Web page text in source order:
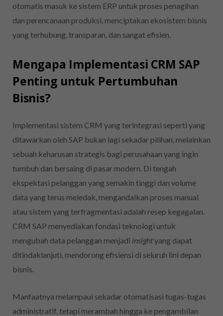
otomatis masuk ke sistem ERP untuk proses penagihan
dan perencanaan produksi, menciptakan ekosistem bisnis
yang terhubung, transparan, dan sangat efisien.
Mengapa Implementasi CRM SAP
Penting untuk Pertumbuhan
Bisnis?
Implementasi sistem CRM yang terintegrasi seperti yang
ditawarkan oleh SAP bukan lagi sekadar pilihan, melainkan
sebuah keharusan strategis bagi perusahaan yang ingin
tumbuh dan bersaing di pasar modern. Di tengah
ekspektasi pelanggan yang semakin tinggi dan volume
data yang terus meledak, mengandalkan proses manual
atau sistem yang terfragmentasi adalah resep kegagalan.
CRM SAP menyediakan fondasi teknologi untuk
mengubah data pelanggan menjadi insightyang dapat
ditindaklanjuti, mendorong efisiensi di seluruh lini depan
bisnis.
Manfaatnya melampaui sekadar otomatisasi tugas-tugas
administratif, tetapi merambah hingga ke pengambilan